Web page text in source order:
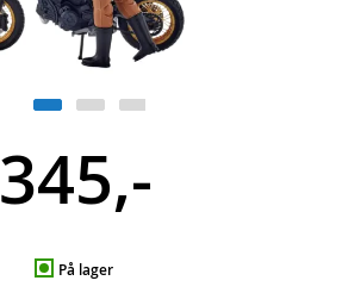
345,-
På lager